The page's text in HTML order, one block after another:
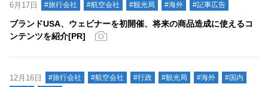
6月17日 #旅行会社 #航空会社 #観光局 #海外 #記事広告
ブランドUSA、ウェビナーを初開催、将来の商品造成に使えるコ
ンテンツを紹介[PR]
12月16日 #旅行会社 #航空会社 #行政 #観光局 #海外
#国内